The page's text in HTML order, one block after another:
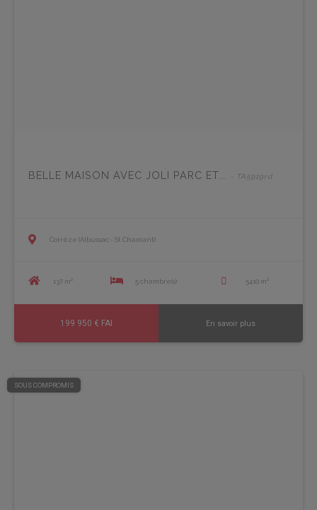
BELLE MAISON AVEC JOLI PARC ET... - TA5919rd
Corrèze (Albussac - St Chamant)
137 m² 5 chambre(s) 5410 m²
199 950 € FAI En savoir plus
SOUS COMPROMIS